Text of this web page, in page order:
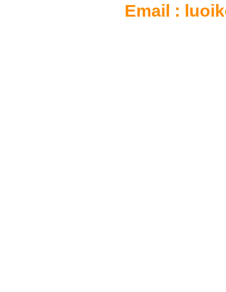
Email :